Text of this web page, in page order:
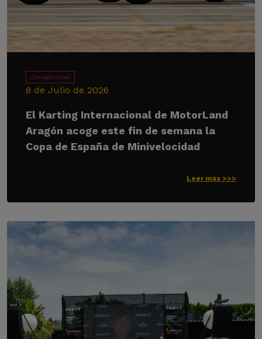
Competiciones
8 de Julio de 2026
El Karting Internacional de MotorLand
Aragón acoge este fin de semana la
Copa de España de Minivelocidad
Leer más >>>